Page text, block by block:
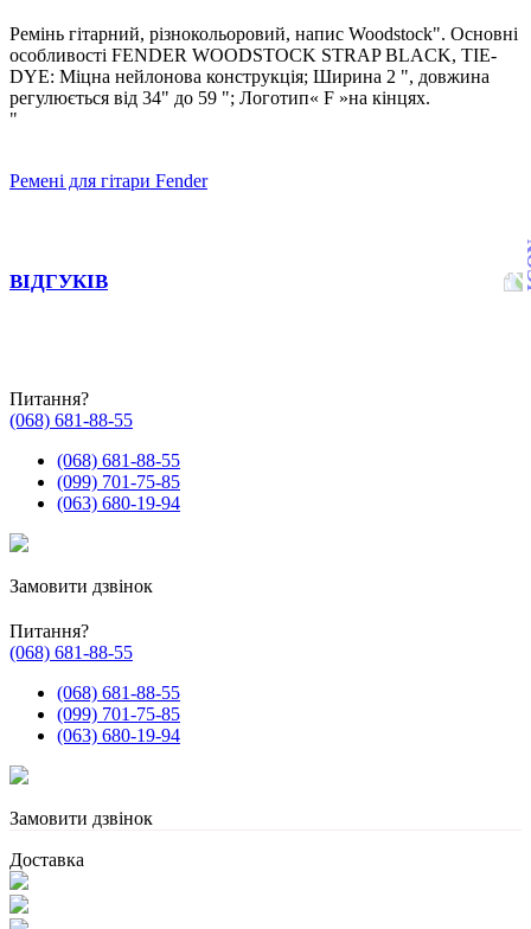
Ремінь гітарний, різнокольоровий, напис Woodstock". Основні
особливості FENDER WOODSTOCK STRAP BLACK, TIE-
DYE: Міцна нейлонова конструкція; Ширина 2 ", довжина
регулюється від 34" до 59 "; Логотип« F »на кінцях.
"
Ремені для гітари Fender
ВІДГУКІВ
Питання?
(068) 681-88-55
(068) 681-88-55
(099) 701-75-85
(063) 680-19-94
Замовити дзвінок
Питання?
(068) 681-88-55
(068) 681-88-55
(099) 701-75-85
(063) 680-19-94
Замовити дзвінок
Доставка